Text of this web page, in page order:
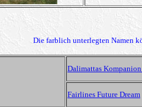
Die farblich unterlegten Namen
Dalimattas
Fairlines Future Dream